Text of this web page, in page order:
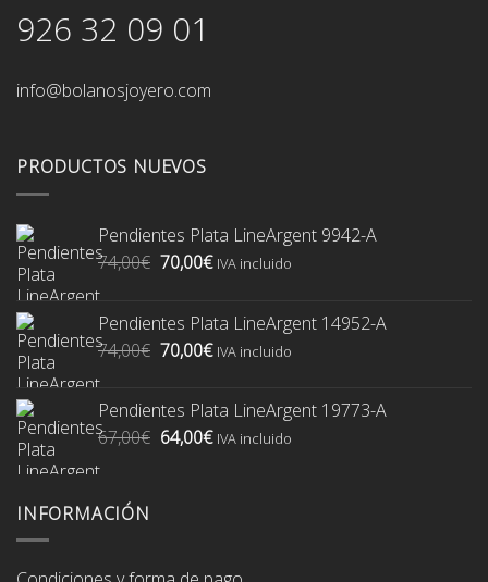
926 32 09 01
info@bolanosjoyero.com
PRODUCTOS NUEVOS
Pendientes Plata LineArgent 9942-A
74,00€ El
era:
74,00€.
70,00€El
es:
70,00€.
IVA incluido
Pendientes Plata LineArgent 14952-A
74,00€ El
era:
74,00€.
70,00€El
es:
70,00€.
IVA incluido
Pendientes Plata LineArgent 19773-A
67,00€ El
64,00€ElIVA incluido
INFORMACIÓN